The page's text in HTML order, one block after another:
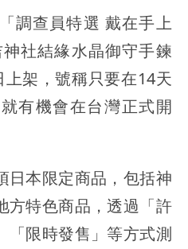
調查員特選 戴在手上
社結緣水晶御守手鍊
架，號稱只要在14天
有機會在台灣正式開
日本限定商品，包括神
方特色商品，透過「許
「限時發售」等方式測